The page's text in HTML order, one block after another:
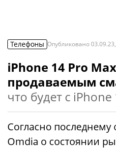
Телефоны Опубликовано
iPhone 14 Pro
продаваемым
что будет с iPhone
Согласно последнему
Omdia о состоянии